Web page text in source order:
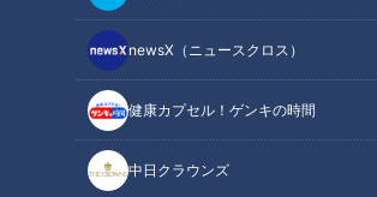
newsX（ニュースクロス）
健康カプセル！ゲンキの時間
中日クラウンズ
記事に戻る